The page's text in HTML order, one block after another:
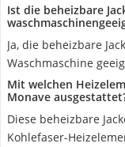
Ist die beheizbare
Ja, die beheizbare
Waschmaschine
Mit welchen
Monave
Diese beheizbare
Kohlefaser-